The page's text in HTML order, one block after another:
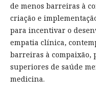
de menos barreiras à
criação e
para incentivar o
empatia clínica,
barreiras à compaixão,
superiores de saúde
medicina.